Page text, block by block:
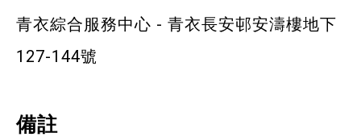
青衣綜合服務中心 - 青衣長安邨安濤樓地下
127-144號
備註